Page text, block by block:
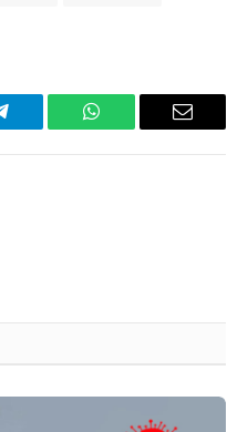
WhatsApp Email